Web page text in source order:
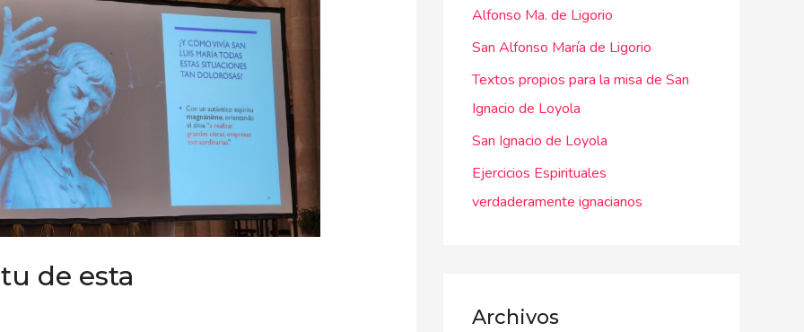
de esta
o
r
:
Alfonso Ma. de Ligorio
San Alfonso María de Ligorio
Textos propios para la misa de San
Ignacio de Loyola
San Ignacio de Loyola
Ejercicios Espirituales
verdaderamente ignacianos
Archivos